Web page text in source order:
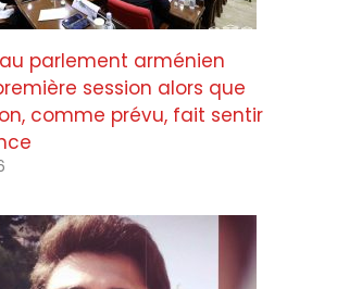
parlement arménien
session alors que
comme prévu, fait sentir